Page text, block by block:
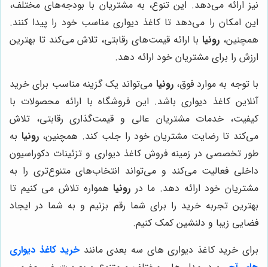
نیز ارائه می‌دهد. این تنوع، به مشتریان با بودجه‌های مختلف،
این امکان را می‌دهد تا کاغذ دیواری مناسب خود را پیدا کنند.
همچنین، رونیابا ارائه قیمت‌های رقابتی، تلاش می‌کند تا بهترین
ارزش را برای مشتریان خود ارائه دهد.
با توجه به موارد فوق،رونیا می‌تواند یک گزینه مناسب برای خرید
آنلاین کاغذ دیواری باشد. این فروشگاه با ارائه محصولات با
کیفیت، خدمات مشتریان عالی و قیمت‌گذاری رقابتی، تلاش
می‌کند تا رضایت مشتریان خود را جلب کند. همچنین،رونیا به
طور تخصصی در زمینه فروش کاغذ دیواری و تزئینات دکوراسیون
داخلی فعالیت می‌کند و می‌تواند انتخاب‌های متنوع‌تری را به
مشتریان خود ارائه دهد. ما در رونیاهمواره تلاش می کنیم تا
بهترین تجربه خرید را برای شما رقم بزنیم و به شما در ایجاد
فضایی زیبا و دلنشین کمک کنیم.
برای خرید کاغذ دیواری های سه بعدی مانند خرید کاغذ دیواری